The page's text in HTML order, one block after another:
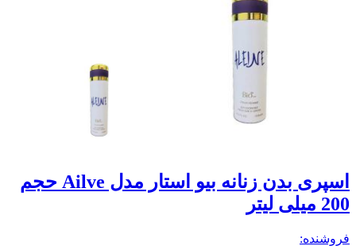
اسپری بدن زنانه بیو استار مدل Ailve حجم
200 میلی لیتر
فروشنده: